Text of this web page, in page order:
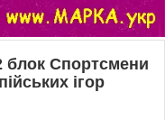
блок Спортсмени
ігор